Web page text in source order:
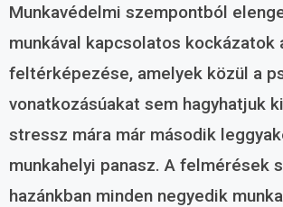
Munkavédelmi szempontból
munkával kapcsolatos kockázatok
feltérképezése, amelyek közül a
vonatkozásúakat sem hagyhatjuk
stressz mára már második
munkahelyi panasz. A felmérések
hazánkban minden negyedik